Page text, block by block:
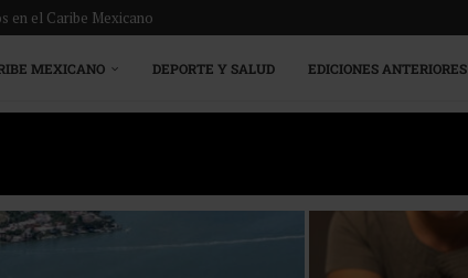
en el Caribe Mexicano
MEXICANO DEPORTE Y SALUD EDICIONES ANTERIORES